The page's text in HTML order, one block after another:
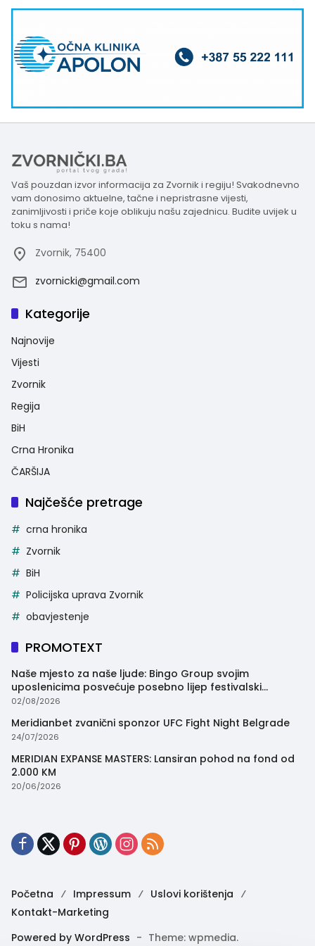
Vaš pouzdan izvor informacija za Zvornik i regiju! Svakodnevno
vam donosimo aktuelne, tačne i nepristrasne vijesti,
zanimljivosti i priče koje oblikuju našu zajednicu. Budite uvijek u
toku s nama!
Zvornik, 75400
zvornicki@gmail.com
Kategorije
Najnovije
Vijesti
Zvornik
Regija
BiH
Crna Hronika
ČARŠIJA
Najčešće pretrage
crna hronika
Zvornik
BiH
Policijska uprava Zvornik
obavjestenje
PROMOTEXT
Naše mjesto za naše ljude: Bingo Group svojim
uposlenicima posvećuje posebno lijep festivalski
trenutak
02/08/2026
Meridianbet zvanični sponzor UFC Fight Night Belgrade
24/07/2026
MERIDIAN EXPANSE MASTERS: Lansiran pohod na fond od
2.000 KM
20/06/2026
Početna Impressum
Uslovi korištenja
Kontakt-Marketing
Powered by WordPress - Theme: wpmedia.